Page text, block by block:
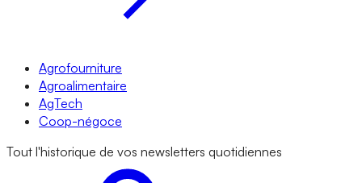
Agrofourniture
Agroalimentaire
AgTech
Coop-négoce
Tout l'historique de vos newsletters quotidiennes